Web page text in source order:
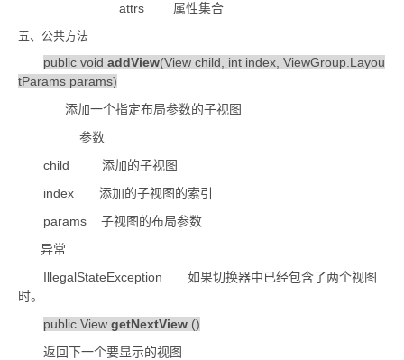
attrs
属性集合
五、公共方法
public void addView(View child, int index, ViewGroup.Layou
tParams params)
添加一个指定布局参数的子视图
参数
child 添加的子视图
index 添加的子视图的索引
params 子视图的布局参数
异常
IllegalStateException
如果切换器中已经包含了两个视图
时。
public View getNextView ()
返回下一个要显示的视图